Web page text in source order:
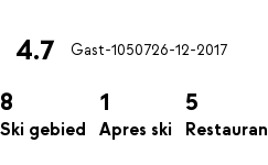
4.7 Gast-1050726-12-2017
8
Ski gebied
1
Apres ski
5